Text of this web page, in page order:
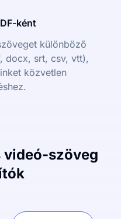
ként
különböző
docx, srt, csv, vtt),
közvetlen
videó-szöveg